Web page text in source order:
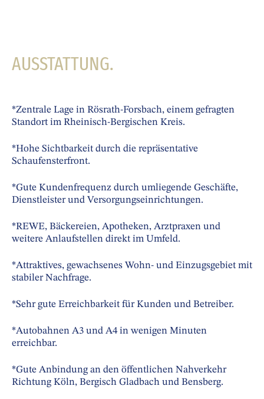
AUSSTATTUNG.
*Zentrale Lage in Rösrath-Forsbach, einem gefragten
Standort im Rheinisch-Bergischen Kreis.
*Hohe Sichtbarkeit durch die repräsentative
Schaufensterfront.
*Gute Kundenfrequenz durch umliegende Geschäfte,
Dienstleister und Versorgungseinrichtungen.
*REWE, Bäckereien, Apotheken, Arztpraxen und
weitere Anlaufstellen direkt im Umfeld.
*Attraktives, gewachsenes Wohn- und Einzugsgebiet mit
stabiler Nachfrage.
*Sehr gute Erreichbarkeit für Kunden und Betreiber.
*Autobahnen A3 und A4 in wenigen Minuten
erreichbar.
*Gute Anbindung an den öffentlichen Nahverkehr
Richtung Köln, Bergisch Gladbach und Bensberg.